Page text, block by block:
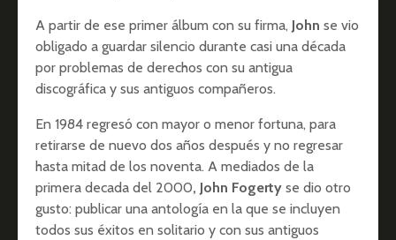
A partir de ese primer álbum con su firma, John se vio
obligado a guardar silencio durante casi una década
por problemas de derechos con su antigua
discográfica y sus antiguos compañeros.
En 1984 regresó con mayor o menor fortuna, para
retirarse de nuevo dos años después y no regresar
hasta mitad de los noventa. A mediados de la
primera decada del 2000, John Fogerty se dio otro
gusto: publicar una antología en la que se incluyen
todos sus éxitos en solitario y con sus antiguos